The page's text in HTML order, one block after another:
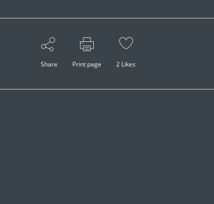
Share Print page 2 Likes